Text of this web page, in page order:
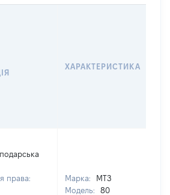
ХАРАКТЕРИСТИКА
права:
Марка:
МТЗ
Модель:
80